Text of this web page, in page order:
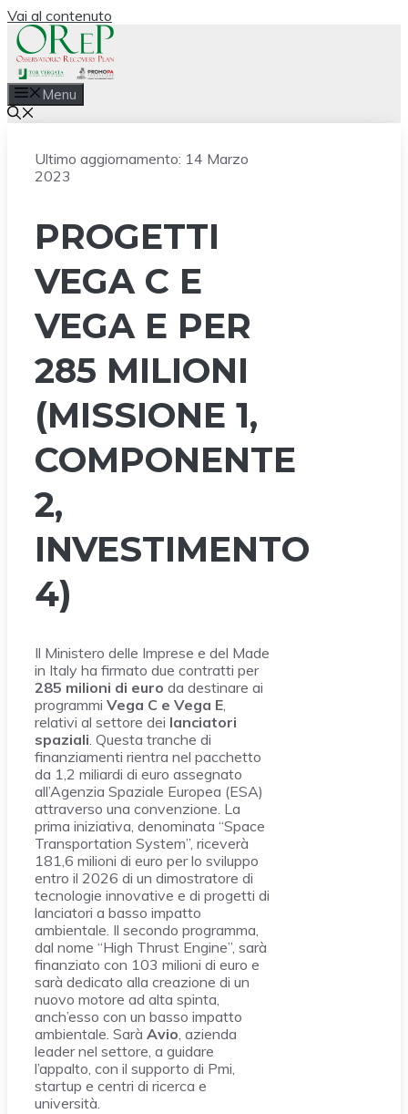
Vai al contenuto
Menu
Ultimo aggiornamento: 14 Marzo
2023
PROGETTI
VEGA C E
VEGA E PER
285 MILIONI
(MISSIONE 1,
COMPONENTE
2,
INVESTIMENTO
4)
Il Ministero delle Imprese e del Made
in Italy ha firmato due contratti per
285 milioni di euro da destinare ai
programmi Vega C e Vega E,
relativi al settore dei lanciatori
spaziali. Questa tranche di
finanziamenti rientra nel pacchetto
da 1,2 miliardi di euro assegnato
all’Agenzia Spaziale Europea (ESA)
attraverso una convenzione. La
prima iniziativa, denominata “Space
Transportation System”, riceverà
181,6 milioni di euro per lo sviluppo
entro il 2026 di un dimostratore di
tecnologie innovative e di progetti di
lanciatori a basso impatto
ambientale. Il secondo programma,
dal nome “High Thrust Engine”, sarà
finanziato con 103 milioni di euro e
sarà dedicato alla creazione di un
nuovo motore ad alta spinta,
anch’esso con un basso impatto
ambientale. Sarà Avio, azienda
leader nel settore, a guidare
l’appalto, con il supporto di Pmi,
startup e centri di ricerca e
università.